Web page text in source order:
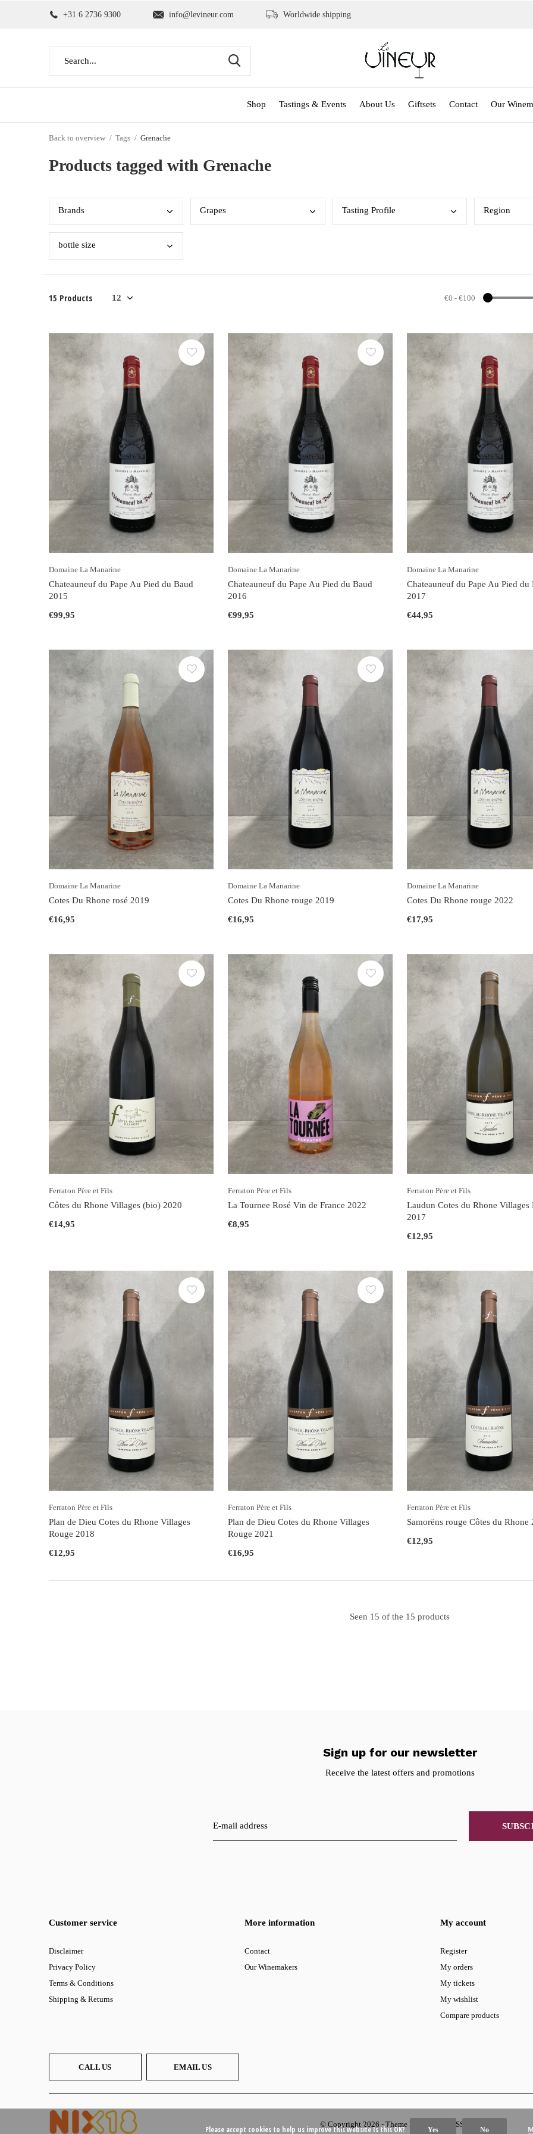
Shop Tastings & Events About Us Giftsets Contact Our
+31 6 2736 9300 info@levineur.com Worldwide shipping
Back to overview Tags Grenache
Products tagged with Grenache
Brands Grapes Tasting Profile Region
bottle size
15 Products €0 - €100
Domaine La Manarine
Chateauneuf du Pape Au Pied du Baud
2015
€99,95
Domaine La Manarine
Chateauneuf du Pape Au Pied du Baud
2016
€99,95
Domaine La Manarine
Chateauneuf du Pape Au Pied du
2017
€44,95
Domaine La Manarine
Cotes Du Rhone rosé 2019
€16,95
Domaine La Manarine
Cotes Du Rhone rouge 2019
€16,95
Domaine La Manarine
Cotes Du Rhone rouge 2022
€17,95
Ferraton Père et Fils
Côtes du Rhone Villages (bio) 2020
€14,95
Ferraton Père et Fils
La Tournee Rosé Vin de France 2022
€8,95
Ferraton Père et Fils
Laudun Cotes du Rhone Villages
2017
€12,95
Ferraton Père et Fils
Plan de Dieu Cotes du Rhone Villages
Rouge 2018
€12,95
Ferraton Père et Fils
Plan de Dieu Cotes du Rhone Villages
Rouge 2021
€16,95
Ferraton Père et Fils
Samorëns rouge Côtes du Rhone
€12,95
Seen 15 of the 15 products
Sign up for our newsletter
Receive the latest offers and promotions
Customer service
Disclaimer
Privacy Policy
Terms & Conditions
Shipping & Returns
More information
Contact
Our Winemakers
My account
Register
My orders
My tickets
My wishlist
Compare products
CALL US EMAIL US
© Copyright 2026 - Theme By RSS feed
Please accept cookies to help us improve this website Is this OK? Yes No